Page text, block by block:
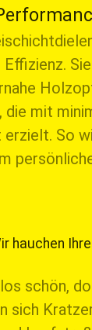
die mit
So
hauchen
schön,
sich